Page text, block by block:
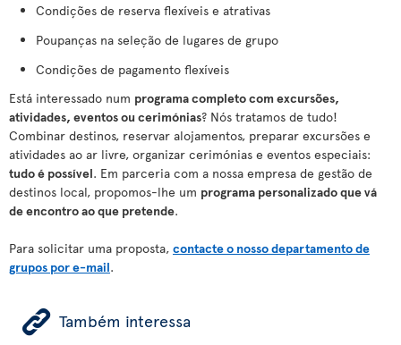
Condições de reserva flexíveis e atrativas
Poupanças na seleção de lugares de grupo
Condições de pagamento flexíveis
Está interessado num programa completo com excursões,
atividades, eventos ou cerimónias? Nós tratamos de tudo!
Combinar destinos, reservar alojamentos, preparar excursões e
atividades ao ar livre, organizar cerimónias e eventos especiais:
tudo é possível. Em parceria com a nossa empresa de gestão de
destinos local, propomos-lhe um programa personalizado que vá
de encontro ao que pretende.
Para solicitar uma proposta, contacte o nosso departamento de
grupos por e-mail.
ÿ Também interessa